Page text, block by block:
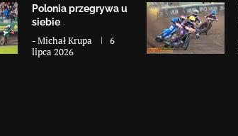
Polonia przegrywa u
siebie
-Michał Krupa
6
lipca 2026